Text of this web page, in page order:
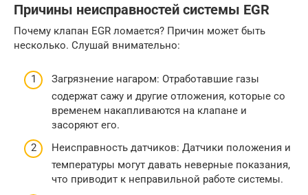
Причины неисправностей системы EGR
Почему клапан EGR ломается? Причин может быть
несколько. Слушай внимательно:
Загрязнение нагаром: Отработавшие газы
содержат сажу и другие отложения, которые со
временем накапливаются на клапане и
засоряют его.
Неисправность датчиков: Датчики положения и
температуры могут давать неверные показания,
что приводит к неправильной работе системы.